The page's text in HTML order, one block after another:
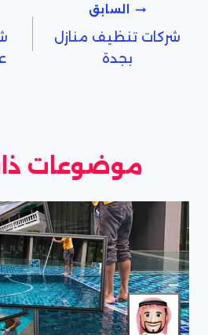
تصفّح
المقالات
السابق
شركات تنظيف منازل
بجدة
موضوعات